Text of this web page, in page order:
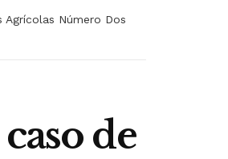
Agrícolas Número Dos
de